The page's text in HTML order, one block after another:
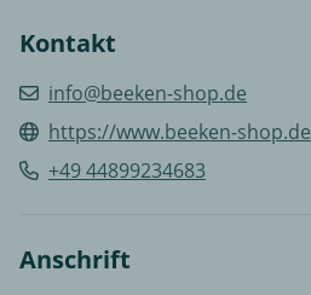
Kontakt
info@beeken-shop.de
https://www.beeken-shop.de
+49 44899234683
Anschrift